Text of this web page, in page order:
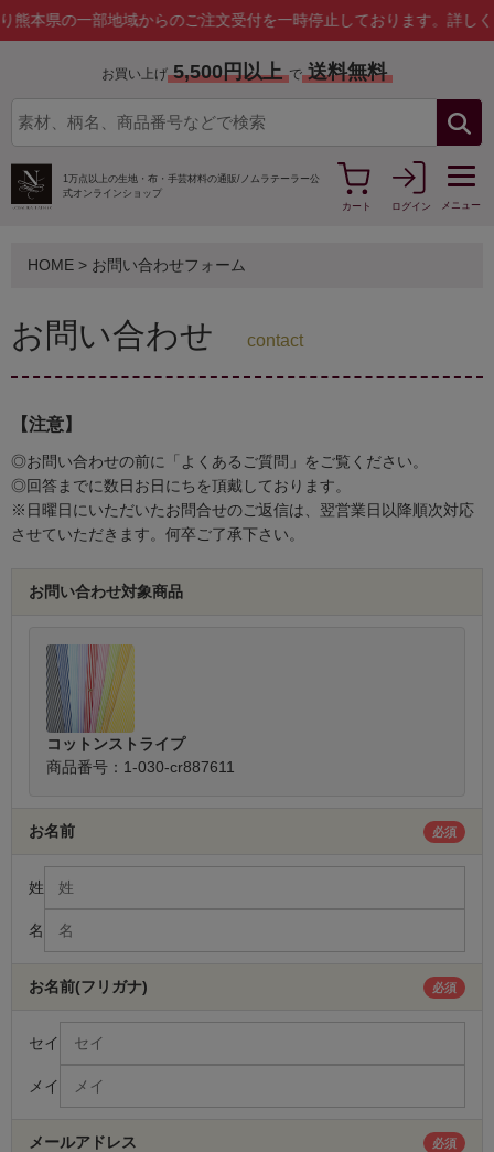
一部地域からのご注文受付を一時停止しております。詳しくはこちら
お買い上げ 5,500円以上 で 送料無料
1万点以上の生地・布・手芸材料の通販/ ノムラテーラー公
式オンラインショップ
カート
ログイン メニュー
HOME > お問い合わせフォーム
お問い合わせ contact
【注意】
◎お問い合わせの前に「よくあるご質問」をご覧ください。
◎回答までに数日お日にちを頂戴しております。
※日曜日にいただいたお問合せのご返信は、翌営業日以降順次対応
させていただきます。何卒ご了承下さい。
お問い合わせ対象商品
コットンストライプ
商品番号：1-030-cr887611
お名前 必須
姓
名
お名前(フリガナ) 必須
セイ
メイ
メールアドレス 必須